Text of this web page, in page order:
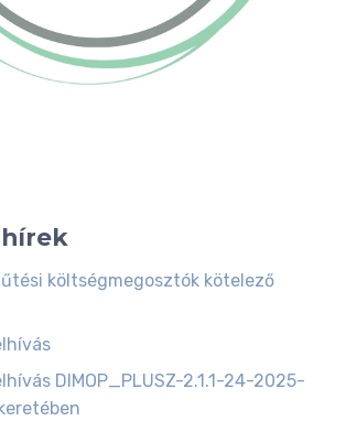
költségmegosztók kötelező
DIMOP_PLUSZ-2.1.1-24-2025-